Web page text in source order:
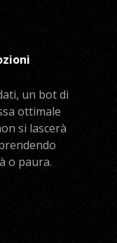
un bot di
ottimale
si lascerà
o paura.